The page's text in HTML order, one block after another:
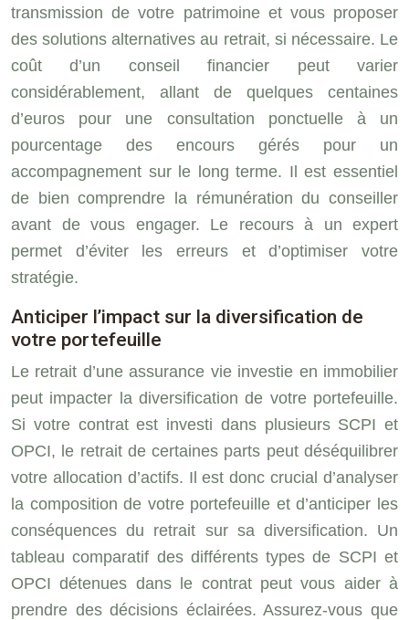
transmission de votre patrimoine et vous proposer
des solutions alternatives au retrait, si nécessaire. Le
coût d’un conseil financier peut varier
considérablement, allant de quelques centaines
d’euros pour une consultation ponctuelle à un
pourcentage des encours gérés pour un
accompagnement sur le long terme. Il est essentiel
de bien comprendre la rémunération du conseiller
avant de vous engager. Le recours à un expert
permet d’éviter les erreurs et d’optimiser votre
stratégie.
Anticiper l’impact sur la diversification de
votre portefeuille
Le retrait d’une assurance vie investie en immobilier
peut impacter la diversification de votre portefeuille.
Si votre contrat est investi dans plusieurs SCPI et
OPCI, le retrait de certaines parts peut déséquilibrer
votre allocation d’actifs. Il est donc crucial d’analyser
la composition de votre portefeuille et d’anticiper les
conséquences du retrait sur sa diversification. Un
tableau comparatif des différents types de SCPI et
OPCI détenues dans le contrat peut vous aider à
prendre des décisions éclairées. Assurez-vous que